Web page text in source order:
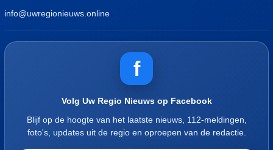
info@uwregionieuws.online
f
Volg Uw Regio Nieuws op Facebook
Blijf op de hoogte van het laatste nieuws, 112-meldingen,
foto's, updates uit de regio en oproepen van de redactie.